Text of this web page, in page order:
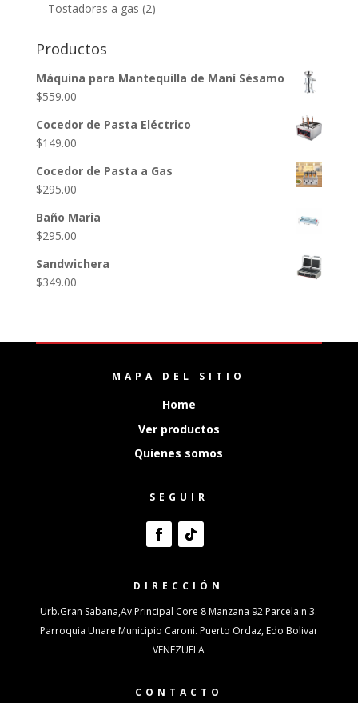
Tostadoras a gas (2)
Productos
Máquina para Mantequilla de Maní Sésamo
$559.00
Cocedor de Pasta Eléctrico
$149.00
Cocedor de Pasta a Gas
$295.00
Baño Maria
$295.00
Sandwichera
$349.00
MAPA DEL SITIO
Home
Ver productos
Quienes somos
SEGUIR
DIRECCIÓN
Urb.Gran Sabana,Av.Principal Core 8 Manzana 92 Parcela n 3.
Parroquia Unare Municipio Caroni. Puerto Ordaz, Edo Bolivar
VENEZUELA
CONTACTO